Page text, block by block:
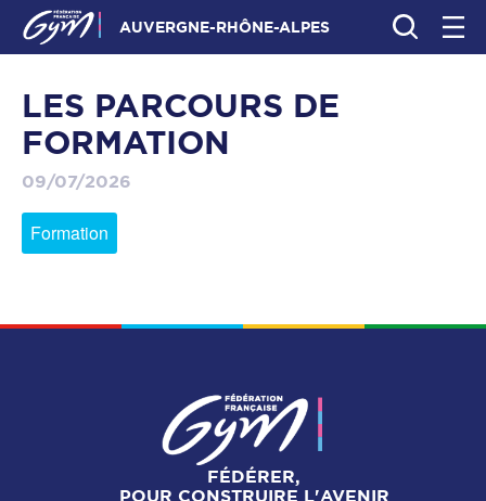
AUVERGNE-RHÔNE-ALPES
LES PARCOURS DE
FORMATION
09/07/2026
Formation
FÉDÉRER,
POUR CONSTRUIRE L'AVENIR